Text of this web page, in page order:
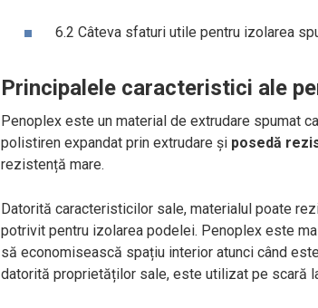
6.2 Câteva sfaturi utile pentru izolarea
Principalele caracteristici ale
Penoplex este un material de extrudare spumat
polistiren expandat prin extrudare și posedă
rezistență mare.
Datorită caracteristicilor sale, materialul poate
potrivit pentru izolarea podelei. Penoplex este
să economisească spațiu interior atunci când
datorită proprietăților sale, este utilizat pe scară